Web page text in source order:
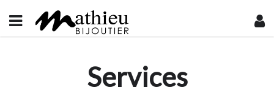
Services